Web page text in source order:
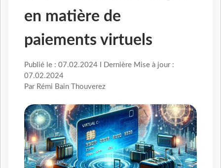
en matière de
paiements virtuels
Publié le : 07.02.2024 I Dernière Mise à jour :
07.02.2024
Par Rémi Bain Thouverez